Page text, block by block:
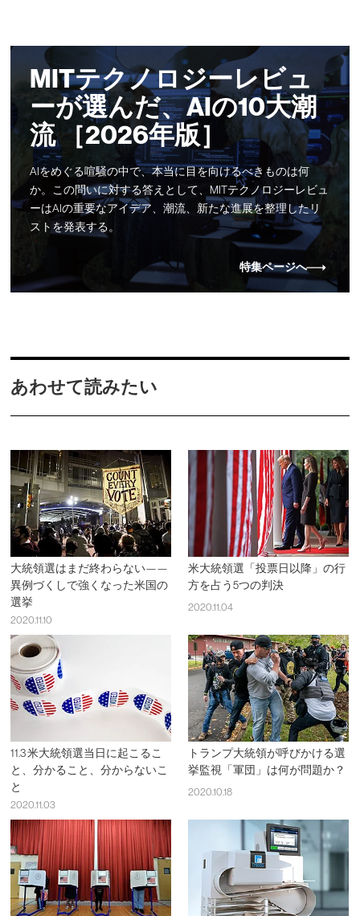
MITテクノロジーレビュ
ーが選んだ、AIの10大潮
流 ［2026年版］
AIをめぐる喧騒の中で、本当に目を向けるべきものは何
か。この問いに対する答えとして、MITテクノロジーレビュ
ーはAIの重要なアイデア、潮流、新たな進展を整理したリ
ストを発表する。
特集ページへ
あわせて読みたい
大統領選はまだ終わらない——
異例づくしで強くなった米国の
選挙
2020.11.10
米大統領選「投票日以降」の行
方を占う5つの判決
2020.11.04
11.3 米大統領選当日に起こるこ
と、分かること、分からないこ
と
2020.11.03
トランプ大統領が呼びかける選
挙監視「軍団」は何が問題か？
2020.10.18